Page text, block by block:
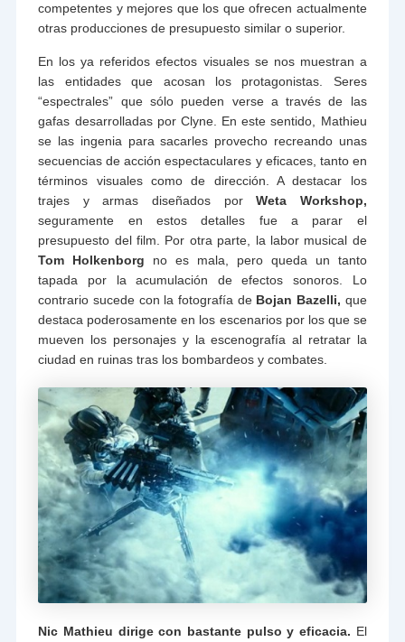
competentes y mejores que los que ofrecen actualmente
otras producciones de presupuesto similar o superior.
En los ya referidos efectos visuales se nos muestran a
las entidades que acosan los protagonistas. Seres
“espectrales” que sólo pueden verse a través de las
gafas desarrolladas por Clyne. En este sentido, Mathieu
se las ingenia para sacarles provecho recreando unas
secuencias de acción espectaculares y eficaces, tanto en
términos visuales como de dirección. A destacar los
trajes y armas diseñados porWeta Workshop,
seguramente en estos detalles fue a parar el
presupuesto del film. Por otra parte, la labor musical de
Tom Holkenborg no es mala, pero queda un tanto
tapada por la acumulación de efectos sonoros. Lo
contrario sucede con la fotografía de Bojan Bazelli, que
destaca poderosamente en los escenarios por los que se
mueven los personajes y la escenografía al retratar la
ciudad en ruinas tras los bombardeos y combates.
Nic Mathieu dirige con bastante pulso y eficacia. El